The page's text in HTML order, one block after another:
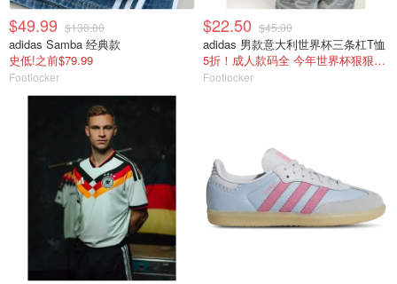
$49.99 $130.00
adidas Samba 经典款
史低!之前$79.99
Footlocker
$22.50 $45.00
adidas 男款意大利世界杯三条杠T恤
5折！成人款码全 今年世界杯狠狠买意大利
Footlocker